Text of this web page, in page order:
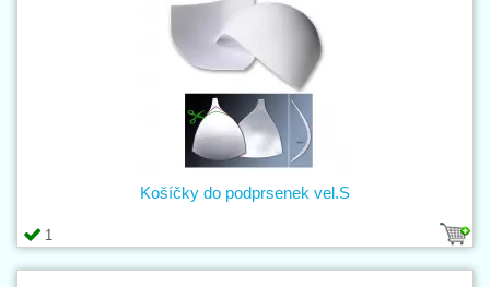
1
Košíčky do podprsenek vel.S